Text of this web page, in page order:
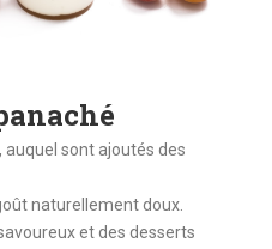
sont ajoutés des
naturellement doux.
et des desserts